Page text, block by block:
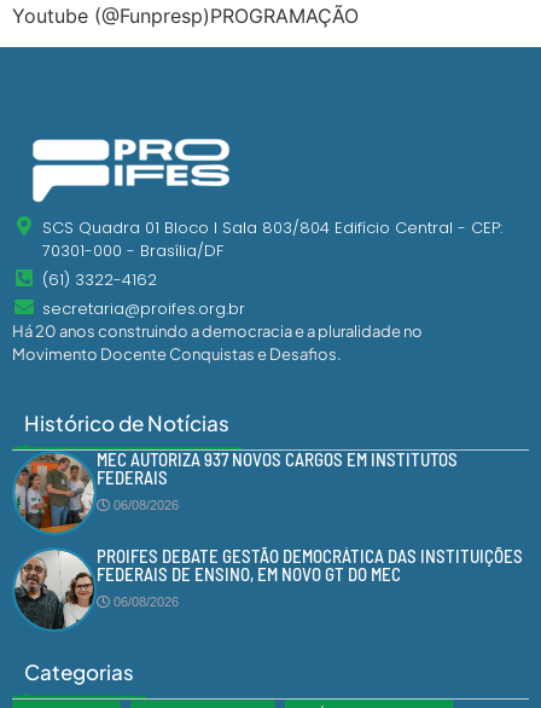
Youtube (@Funpresp)PROGRAMAÇÃO
SCS Quadra 01 Bloco I Sala 803/804 Edifício Central - CEP:
70301-000 - Brasília/DF
(61) 3322-4162
secretaria@proifes.org.br
Há 20 anos construindo a democracia e a pluralidade no
Movimento Docente Conquistas e Desafios.
Histórico de Notícias
MEC AUTORIZA 937 NOVOS CARGOS EM INSTITUTOS
FEDERAIS
06/08/2026
PROIFES DEBATE GESTÃO DEMOCRÁTICA DAS INSTITUIÇÕES
FEDERAIS DE ENSINO, EM NOVO GT DO MEC
06/08/2026
Categorias